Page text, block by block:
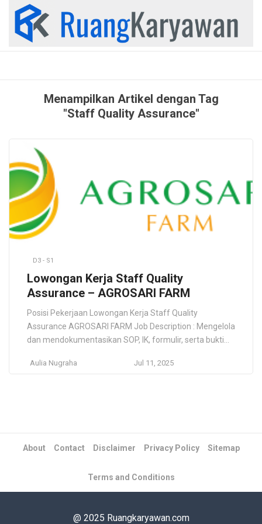
content
Menampilkan Artikel dengan Tag
"Staff Quality Assurance"
D3 - S1
Lowongan Kerja Staff Quality
Assurance – AGROSARI FARM
Posisi Pekerjaan Lowongan Kerja Staff Quality
Assurance AGROSARI FARM Job Description : Mengelola
dan mendokumentasikan SOP, IK, formulir, serta bukti
dan eskternal (Halal, BPOM, ISO) serta memastikan
Aulia Nugraha Jul 11, 2025
About Contact Disclaimer Privacy Policy Sitemap
Terms and Conditions
@ 2025 Ruangkaryawan.com